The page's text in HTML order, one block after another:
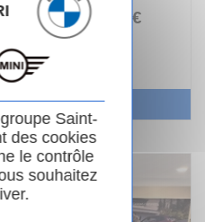
ou363 €
/ mois
Saint-
des cookies
le contrôle
souhaitez